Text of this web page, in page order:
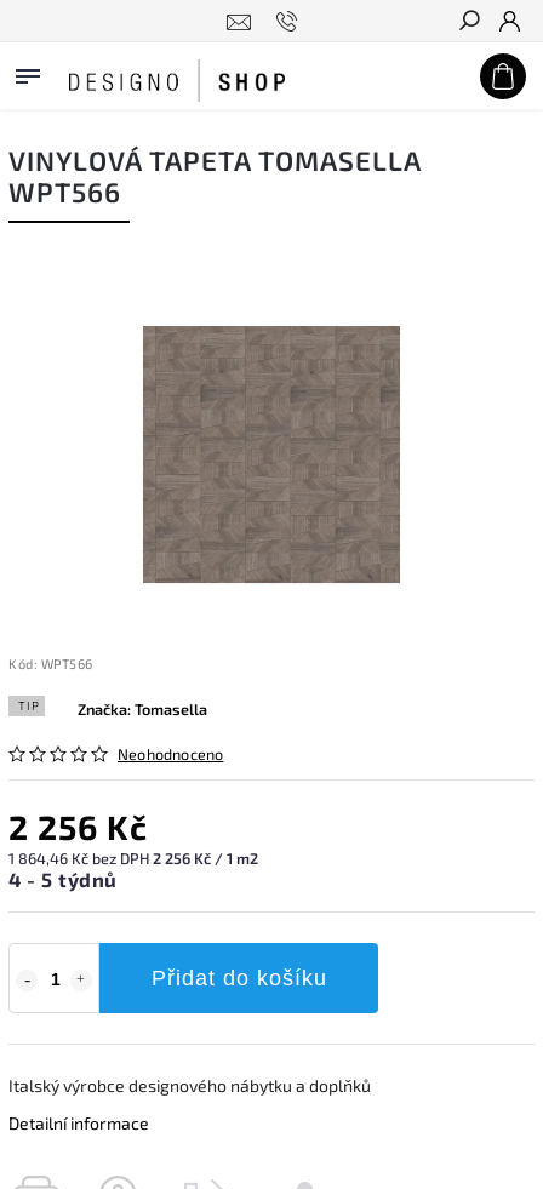
Hledat
VINYLOVÁ TAPETA TOMASELLA
WPT566
Kód: WPT566
TIP
Neohodnoceno
Značka:Tomasella
2 256 Kč
1 864,46 Kč bez DPH2 256 Kč / 1 m2
4 - 5 týdnů
Přidat do košíku
Italský výrobce designového nábytku a doplňků
Detailní informace